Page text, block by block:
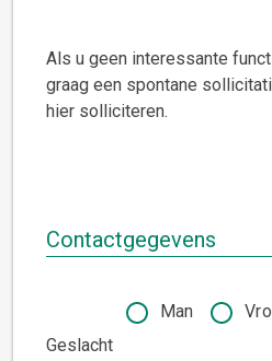
Als u geen interessante
graag een spontane
hier solliciteren.
Contactgegevens
Geslacht
Man